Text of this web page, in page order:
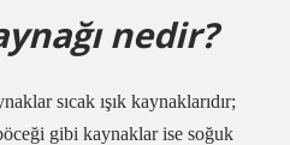
nedir?
sıcak ışık kaynaklarıdır;
gibi kaynaklar ise soğuk